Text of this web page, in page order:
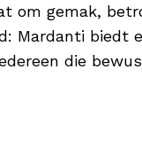
om gemak,
Mardanti biedt
die